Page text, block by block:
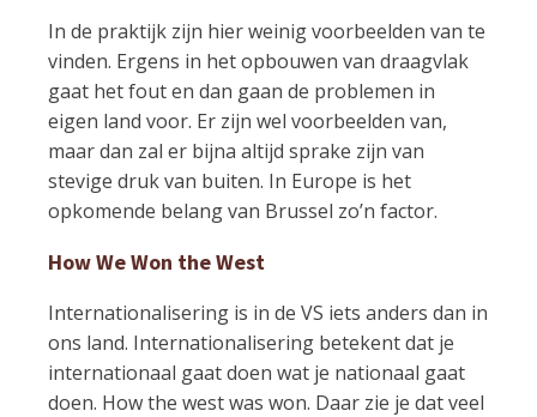
In de praktijk zijn hier weinig voorbeelden van te
vinden. Ergens in het opbouwen van draagvlak
gaat het fout en dan gaan de problemen in
eigen land voor. Er zijn wel voorbeelden van,
maar dan zal er bijna altijd sprake zijn van
stevige druk van buiten. In Europe is het
opkomende belang van Brussel zo’n factor.
How We Won the West
Internationalisering is in de VS iets anders dan in
ons land. Internationalisering betekent dat je
internationaal gaat doen wat je nationaal gaat
doen. How the west was won. Daar zie je dat veel